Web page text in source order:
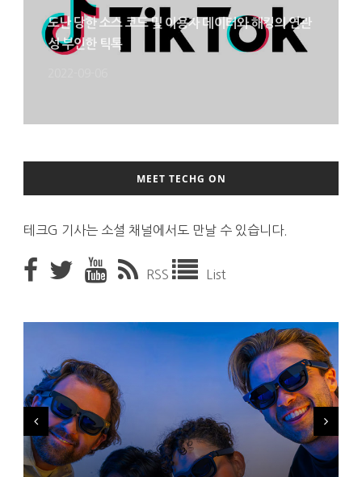
도난 당한 소스 코드 및 이용자 데이터와 해킹의 연관
성 부인한 틱톡
MEET TECHG ON
테크G 기사는 소셜 채널에서도 만날 수 있습니다.
RSS List